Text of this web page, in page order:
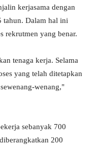
kerjasama dengan
tahun. Dalam hal ini
rekrutmen yang benar.
tenaga kerja. Selama
yang telah ditetapkan
wenang,"
sebanyak 700
200